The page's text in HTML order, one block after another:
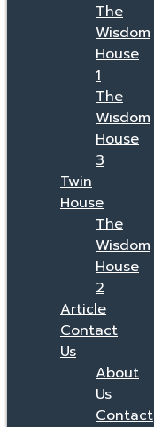
The
Wisdom
House
1
The
Wisdom
House
3
Twin
House
The
Wisdom
House
2
Article
Contact
Us
About
Us
Contact